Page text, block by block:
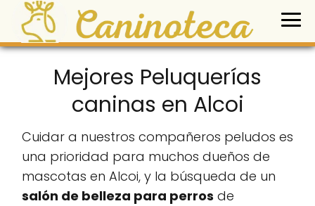
Mejores Peluquerías
caninas en Alcoi
Cuidar a nuestros compañeros peludos es
una prioridad para muchos dueños de
mascotas en Alcoi, y la búsqueda de un
salón de belleza para perros de